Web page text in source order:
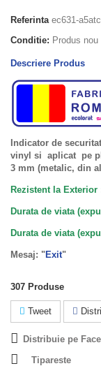
Referinta ec631-a5atc
Conditie: Produs nou
Descriere Produs
Indicator de
vinyl si aplicat pe
3 mm (metalic, din
Rezistent la Exterior
Durata de viata
Durata de viata (
Mesaj: "Exit"
307 Produse
Tweet
Distribuie pe
Tipareste